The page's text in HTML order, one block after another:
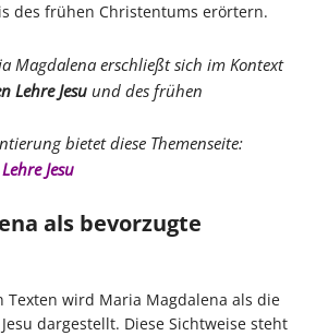
des frühen Christentums erörtern.
Magdalena erschließt sich im Kontext
Lehre Jesuund des frühen
bietet diese Themenseite:
Jesu
als bevorzugte
Texten wird Maria Magdalena als die
dargestellt. Diese Sichtweise steht